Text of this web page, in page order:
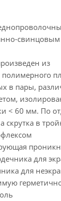
из
в пары,
< 60 мм. По
скрутка в
для
для